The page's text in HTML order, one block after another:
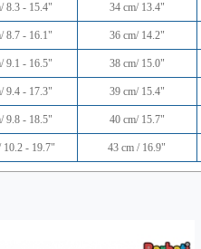
8.3 - 15.4" 34 cm/ 13.4"
8.7 - 16.1" 36 cm/ 14.2"
9.1 - 16.5" 38 cm/ 15.0"
9.4 - 17.3" 39 cm/ 15.4"
9.8 - 18.5" 40 cm/ 15.7"
10.2 - 19.7" 43 cm / 16.9"